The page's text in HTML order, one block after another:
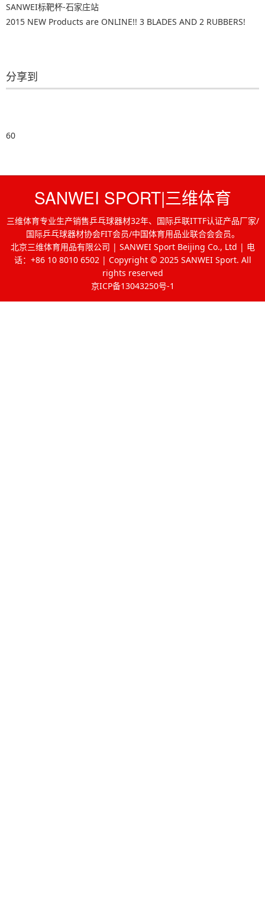
SANWEI标靶杯-石家庄站
2015 NEW Products are ONLINE!! 3 BLADES AND 2 RUBBERS!
分享到
60
SANWEI SPORT|三维体育
三维体育专业生产销售乒乓球器材32年、国际乒联ITTF认证产品厂家/
国际乒乓球器材协会FIT会员/中国体育用品业联合会会员。
北京三维体育用品有限公司 | SANWEI Sport Beijing Co., Ltd | 电
话：+86 10 8010 6502 | Copyright © 2025 SANWEI Sport. All
rights reserved
京ICP备13043250号-1